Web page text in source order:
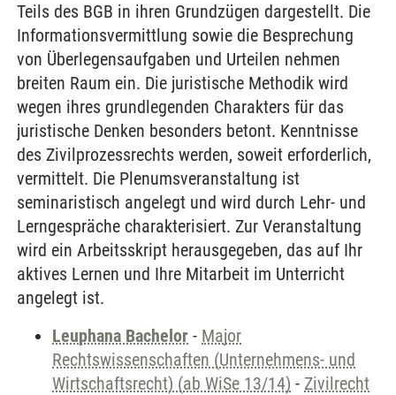
Teils des BGB in ihren Grundzügen dargestellt. Die
Informationsvermittlung sowie die Besprechung
von Überlegensaufgaben und Urteilen nehmen
breiten Raum ein. Die juristische Methodik wird
wegen ihres grundlegenden Charakters für das
juristische Denken besonders betont. Kenntnisse
des Zivilprozessrechts werden, soweit erforderlich,
vermittelt. Die Plenumsveranstaltung ist
seminaristisch angelegt und wird durch Lehr- und
Lerngespräche charakterisiert. Zur Veranstaltung
wird ein Arbeitsskript herausgegeben, das auf Ihr
aktives Lernen und Ihre Mitarbeit im Unterricht
angelegt ist.
Leuphana Bachelor - Major
Rechtswissenschaften (Unternehmens- und
Wirtschaftsrecht) (ab WiSe 13/14) - Zivilrecht